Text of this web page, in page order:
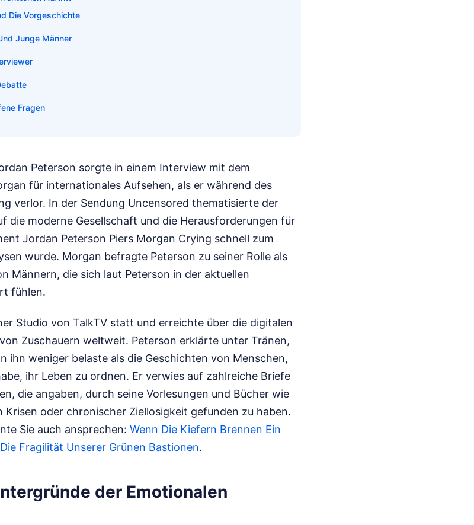
Die Vorgeschichte
Junge Männer
Fragen
Peterson sorgte in einem Interview mit dem
für internationales Aufsehen, als er während des
verlor. In der Sendung Uncensored thematisierte der
die moderne Gesellschaft und die Herausforderungen für
Jordan Peterson Piers Morgan Crying schnell zum
wurde. Morgan befragte Peterson zu seiner Rolle als
Männern, die sich laut Peterson in der aktuellen
fühlen.
Studio von TalkTV statt und erreichte über die digitalen
Zuschauern weltweit. Peterson erklärte unter Tränen,
ihn weniger belaste als die Geschichten von Menschen,
ihr Leben zu ordnen. Er verwies auf zahlreiche Briefe
die angaben, durch seine Vorlesungen und Bücher wie
Krisen oder chronischer Ziellosigkeit gefunden zu haben.
Sie auch ansprechen: Wenn Die Kiefern Brennen Ein
Fragilität Unserer Grünen Bastionen.
der Emotionalen